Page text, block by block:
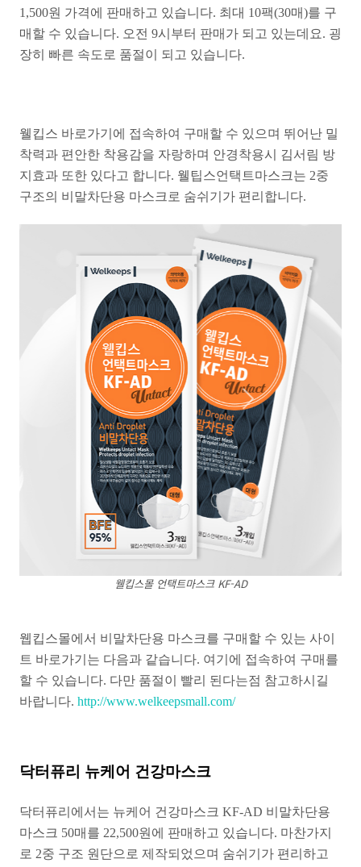
1,500원 가격에 판매하고 있습니다. 최대 10팩(30매)를 구
매할 수 있습니다. 오전 9시부터 판매가 되고 있는데요. 굉
장히 빠른 속도로 품절이 되고 있습니다.
웰킵스 바로가기에 접속하여 구매할 수 있으며 뛰어난 밀
착력과 편안한 착용감을 자랑하며 안경착용시 김서림 방
지효과 또한 있다고 합니다. 웰팁스언택트마스크는 2중
구조의 비말차단용 마스크로 숨쉬기가 편리합니다.
웰킵스몰 언택트마스크 KF-AD
웹킵스몰에서 비말차단용 마스크를 구매할 수 있는 사이
트 바로가기는 다음과 같습니다. 여기에 접속하여 구매를
할 수 있습니다. 다만 품절이 빨리 된다는점 참고하시길
바랍니다. http://www.welkeepsmall.com/
닥터퓨리 뉴케어 건강마스크
닥터퓨리에서는 뉴케어 건강마스크 KF-AD 비말차단용
마스크 50매를 22,500원에 판매하고 있습니다. 마찬가지
로 2중 구조 원단으로 제작되었으며 숨쉬기가 편리하고